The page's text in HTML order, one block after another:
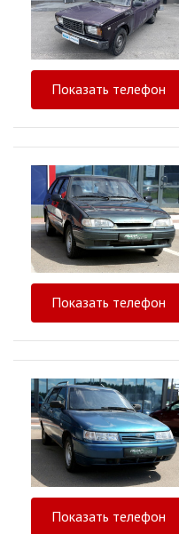
Показать телефон
Показать телефон
Показать телефон